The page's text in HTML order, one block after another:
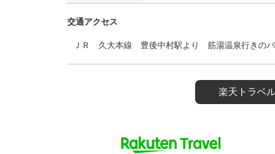
交通アクセス
ＪＲ 久大本線 豊後中村駅より 筋湯温泉行きのバ
楽天トラベ